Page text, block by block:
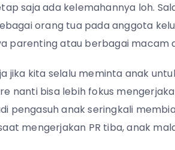
saja ada kelemahannya loh.
orang tua pada anggota
parenting atau berbagai macam
jika kita selalu meminta anak
nanti bisa lebih fokus
pengasuh anak seringkali
mengerjakan PR tiba, anak